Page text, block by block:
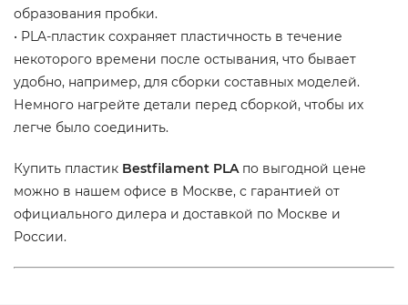
образования пробки.
• PLA-пластик сохраняет пластичность в течение
некоторого времени после остывания, что бывает
удобно, например, для сборки составных моделей.
Немного нагрейте детали перед сборкой, чтобы их
легче было соединить.
Купить пластик Bestfilament PLAпо выгодной цене
можно в нашем офисе в Москве, с гарантией от
официального дилера и доставкой по Москве и
России.